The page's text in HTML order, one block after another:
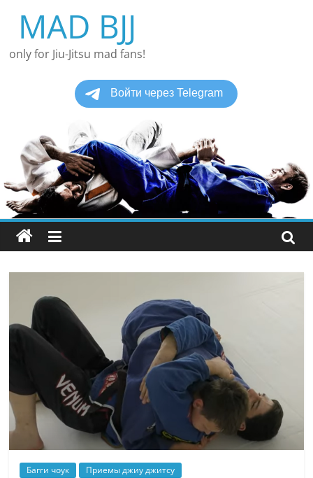
содержимому
MAD BJJ
only for Jiu-Jitsu mad fans!
Багги чоук Приемы джиу джитсу